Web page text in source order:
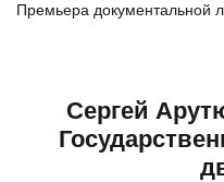
Премьера документальной
Сергей